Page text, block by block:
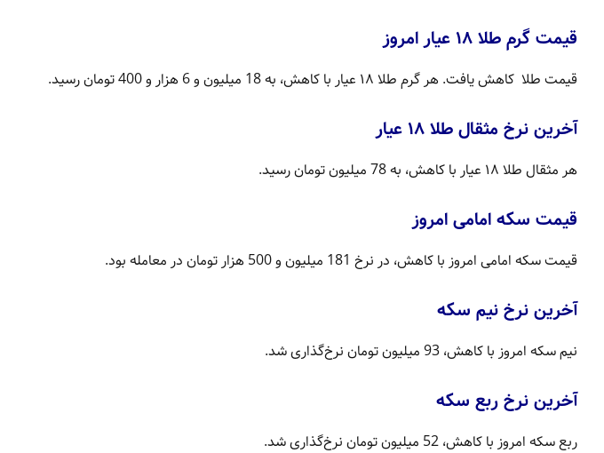
قیمت گرم طلا ۱۸ عیار امروز
قیمت طلا کاهش یافت. هر گرم طلا ۱۸ عیار با کاهش، به 18 میلیون و 6 هزار و 400 تومان رسید.
آخرین نرخ مثقال طلا ۱۸ عیار
هر مثقال طلا ۱۸ عیار با کاهش، به 78 میلیون تومان رسید‌.
قیمت سکه امامی امروز
قیمت سکه امامی امروز با کاهش، در نرخ 181 میلیون و 500 هزار تومان در معامله بود.
آخرین نرخ نیم سکه
نیم سکه امروز با کاهش، 93 میلیون تومان نرخ‌گذاری شد.
آخرین نرخ ربع سکه
ربع سکه امروز با کاهش، 52 میلیون تومان نرخ‌گذاری شد.